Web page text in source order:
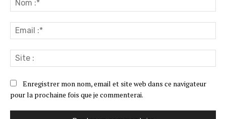
:*
:*
:
Enregistrer mon nom, email et site web dans ce navigateur
pour la prochaine fois que je commenterai.